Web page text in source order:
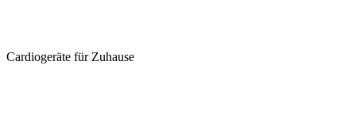
Cardiogeräte für Zuhause